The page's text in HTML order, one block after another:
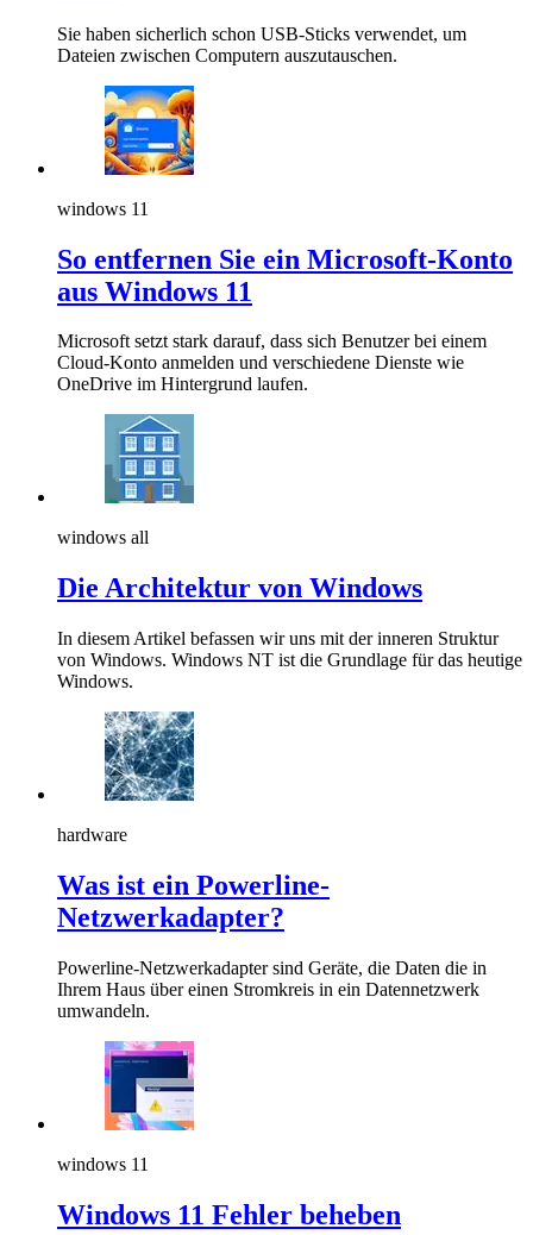
Sie haben sicherlich schon USB-Sticks verwendet, um
Dateien zwischen Computern auszutauschen.
windows 11
So entfernen Sie ein Microsoft-Konto
aus Windows 11
Microsoft setzt stark darauf, dass sich Benutzer bei einem
Cloud-Konto anmelden und verschiedene Dienste wie
OneDrive im Hintergrund laufen.
windows all
Die Architektur von Windows
In diesem Artikel befassen wir uns mit der inneren Struktur
von Windows. Windows NT ist die Grundlage für das heutige
Windows.
hardware
Was ist ein Powerline-
Netzwerkadapter?
Powerline-Netzwerkadapter sind Geräte, die Daten die in
Ihrem Haus über einen Stromkreis in ein Datennetzwerk
umwandeln.
windows 11
Windows 11 Fehler beheben